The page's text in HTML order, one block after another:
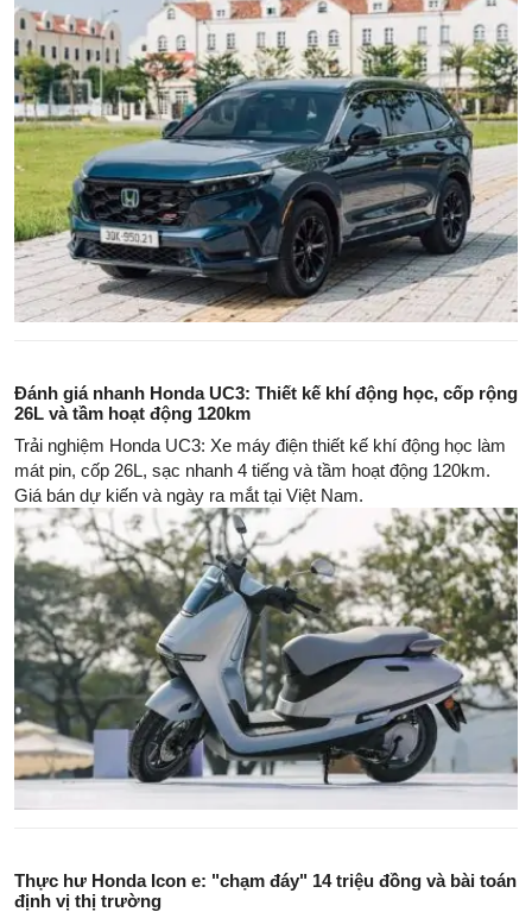
Đánh giá nhanh Honda UC3: Thiết kế khí động học, cốp rộng
26L và tầm hoạt động 120km
Trải nghiệm Honda UC3: Xe máy điện thiết kế khí động học làm
mát pin, cốp 26L, sạc nhanh 4 tiếng và tầm hoạt động 120km.
Giá bán dự kiến và ngày ra mắt tại Việt Nam.
Thực hư Honda Icon e: "chạm đáy" 14 triệu đồng và bài toán
định vị thị trường